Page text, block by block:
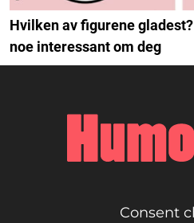
Hvilken av figurene
noe interessant om deg
Consent